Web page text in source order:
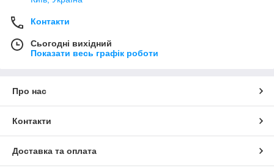
Контакти
Сьогодні вихідний
Показати весь графік роботи
Про нас
Контакти
Доставка та оплата